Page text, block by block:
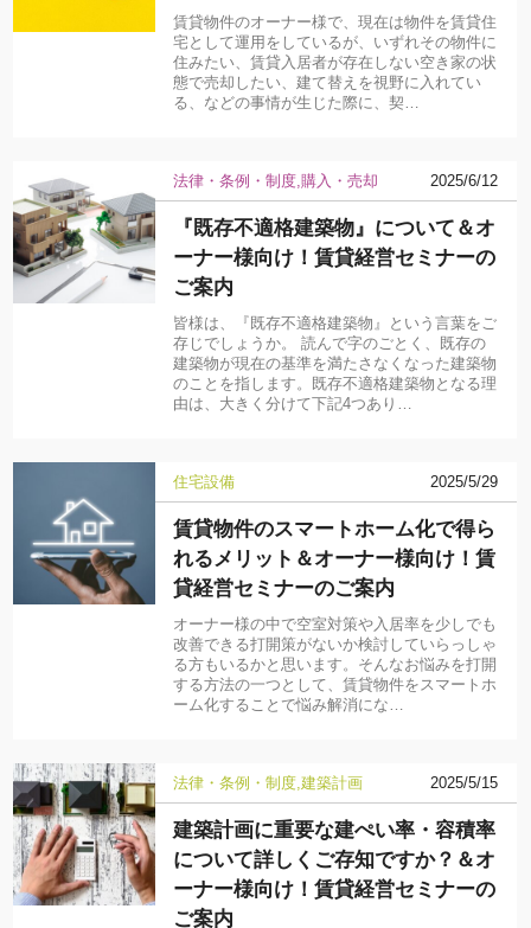
賃貸物件のオーナー様で、現在は物件を賃貸住
宅として運用をしているが、いずれその物件に
住みたい、賃貸入居者が存在しない空き家の状
態で売却したい、建て替えを視野に入れてい
る、などの事情が生じた際に、契…
法律・条例・制度 購入・売却 2025/6/12
『既存不適格建築物』について＆オ
ーナー様向け！賃貸経営セミナーの
ご案内
皆様は、『既存不適格建築物』という言葉をご
存じでしょうか。 読んで字のごとく、既存の
建築物が現在の基準を満たさなくなった建築物
のことを指します。既存不適格建築物となる理
由は、大きく分けて下記4つあり…
住宅設備 2025/5/29
賃貸物件のスマートホーム化で得ら
れるメリット＆オーナー様向け！賃
貸経営セミナーのご案内
オーナー様の中で空室対策や入居率を少しでも
改善できる打開策がないか検討していらっしゃ
る方もいるかと思います。そんなお悩みを打開
する方法の一つとして、賃貸物件をスマートホ
ーム化することで悩み解消にな…
法律・条例・制度 建築計画 2025/5/15
建築計画に重要な建ぺい率・容積率
について詳しくご存知ですか？＆オ
ーナー様向け！賃貸経営セミナーの
ご案内